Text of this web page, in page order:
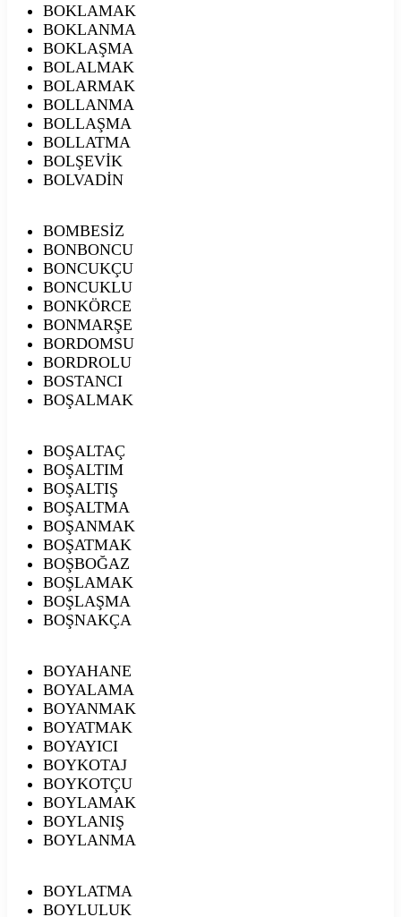
BOKLAMAK
BOKLANMA
BOKLAŞMA
BOLALMAK
BOLARMAK
BOLLANMA
BOLLAŞMA
BOLLATMA
BOLŞEVİK
BOLVADİN
BOMBESİZ
BONBONCU
BONCUKÇU
BONCUKLU
BONKÖRCE
BONMARŞE
BORDOMSU
BORDROLU
BOSTANCI
BOŞALMAK
BOŞALTAÇ
BOŞALTIM
BOŞALTIŞ
BOŞALTMA
BOŞANMAK
BOŞATMAK
BOŞBOĞAZ
BOŞLAMAK
BOŞLAŞMA
BOŞNAKÇA
BOYAHANE
BOYALAMA
BOYANMAK
BOYATMAK
BOYAYICI
BOYKOTAJ
BOYKOTÇU
BOYLAMAK
BOYLANIŞ
BOYLANMA
BOYLATMA
BOYLULUK